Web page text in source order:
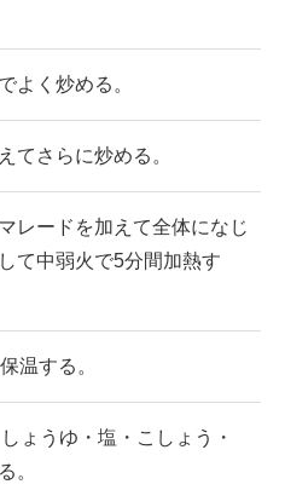
よく炒める。
てさらに炒める。
レードを加えて全体になじ
て中弱火で5分間加熱す
温する。
ょうゆ・塩・こしょう・
。